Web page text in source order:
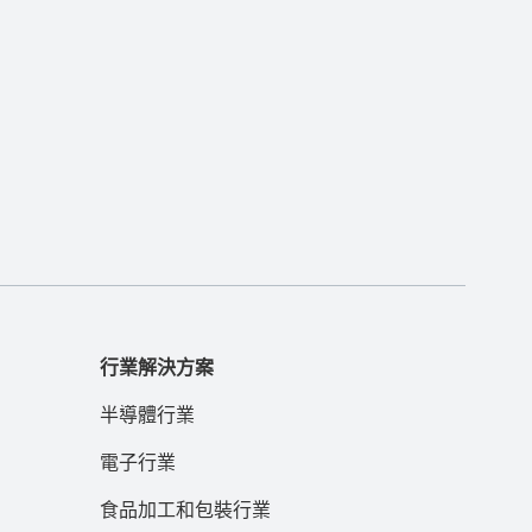
行業解決方案
半導體行業
電子行業
食品加工和包裝行業